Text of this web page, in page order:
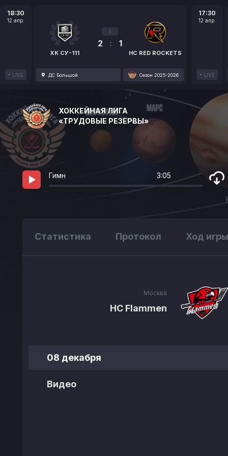
18:30
12 апр.
LIVE
ХК СУ-111
3
2 : 1
HC RED ROCKETS
ДС Большой Сезон 2025-2026
17:30
12 апр.
LIVE
ХОККЕЙНАЯ ЛИГА
«ТРУДОВЫЕ РЕЗЕРВЫ»
Гимн 3:05
Статистика Протокол Ход игры
Москва
HC Flammen
08 декабря
Видео